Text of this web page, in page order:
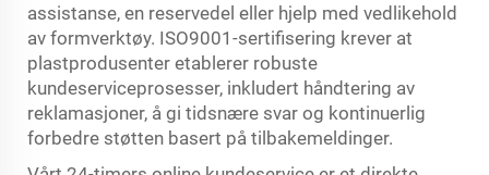
assistanse, en reservedel eller hjelp med vedlikehold
av formverktøy. ISO9001-sertifisering krever at
plastprodusenter etablerer robuste
kundeserviceprosesser, inkludert håndtering av
reklamasjoner, å gi tidsnære svar og kontinuerlig
forbedre støtten basert på tilbakemeldinger.